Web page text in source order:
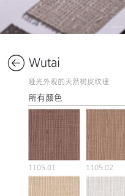
Wutai
哑光外观的天然树皮纹理
所有颜色
1105.01 1105.02